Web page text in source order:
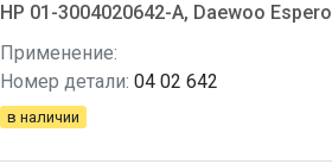
HP 01-3004020642-A, Daewoo Espero
Применение:
Номер детали: 04 02 642
в наличии